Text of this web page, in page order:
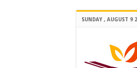
SUNDAY , AUGUST 9